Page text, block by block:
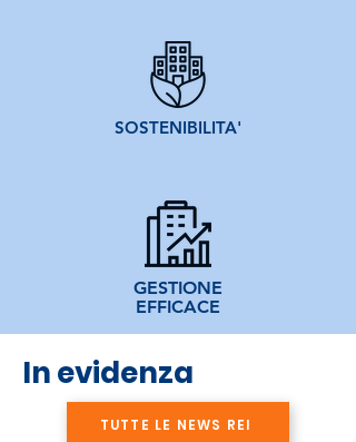
SOSTENIBILITA'
GESTIONE
EFFICACE
In evidenza
TUTTE LE NEWS REI